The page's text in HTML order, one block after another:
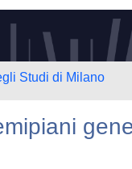
Studi di Milano